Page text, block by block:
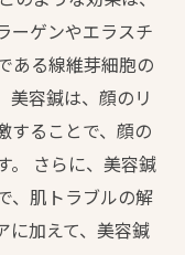
ーゲンやエラスチ
ある線維芽細胞の
美容鍼は、顔のリ
することで、顔の
。 さらに、美容鍼
、肌トラブルの解
に加えて、美容鍼